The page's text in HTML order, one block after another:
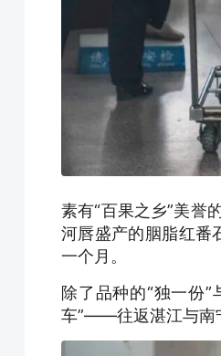
素有“百果之乡”美
河唇盛产的胭脂红番
一个月。
除了品种的“独一份
车”——往返湛江与南